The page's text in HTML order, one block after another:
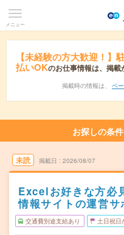
メニュー
【未経験の方大歓迎！】
払いOKのお仕事情報は、掲載
掲載時の情報は、 ペ
お探しの条
未読 掲載日 2026/08/07
Excelお好きな方必
情報サイトの運営
交通費別途支給あり 土日祝日